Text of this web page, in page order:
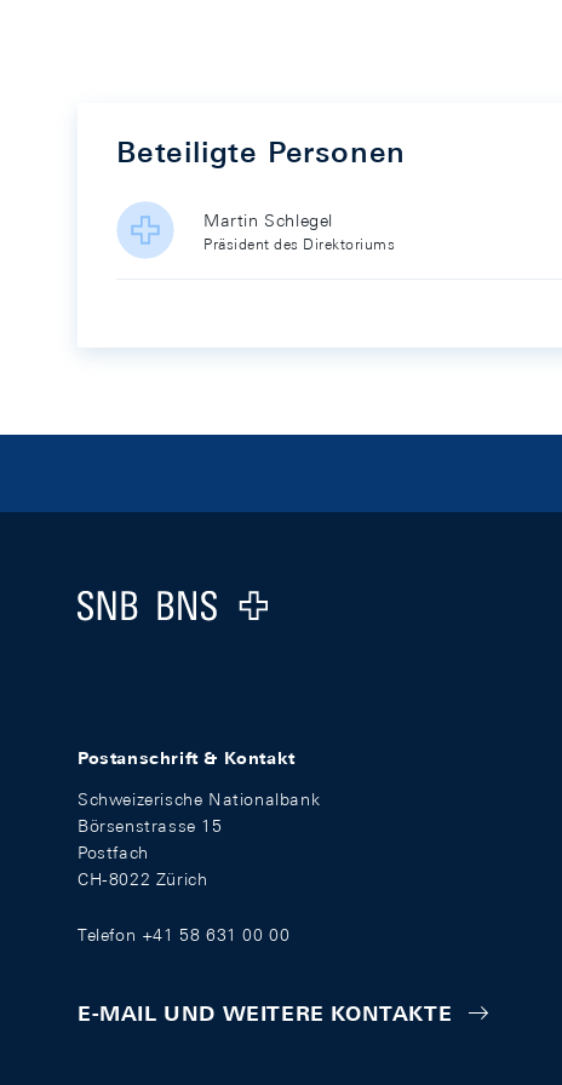
Beteiligte Personen
Martin Schlegel
Präsident des Direktoriums
Logo
Postanschrift & Kontakt
Schweizerische Nationalbank
Börsenstrasse 15
Postfach
CH-8022 Zürich
Telefon +41 58 631 00 00
E-MAIL UND WEITERE KONTAKTE